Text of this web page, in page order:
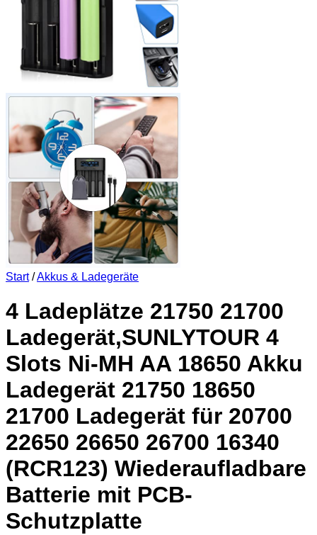
Start /Akkus & Ladegeräte
4 Ladeplätze 21750 21700
Ladegerät,SUNLYTOUR 4
Slots Ni-MH AA 18650 Akku
Ladegerät 21750 18650
21700 Ladegerät für 20700
22650 26650 26700 16340
(RCR123) Wiederaufladbare
Batterie mit PCB-
Schutzplatte